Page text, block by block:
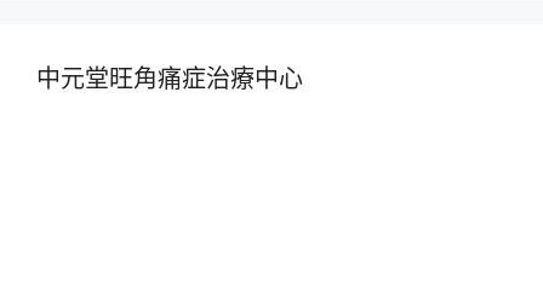
中元堂旺角痛症治療中心